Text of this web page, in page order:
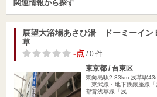
関連情報から探す
展望大浴場あさひ湯 ドーミーイン
草
-点/ 0 件
東京都 / 台東区
東向島駅2.33km 浅草駅
東武線・地下鉄銀座線「
都営浅草線「浅…